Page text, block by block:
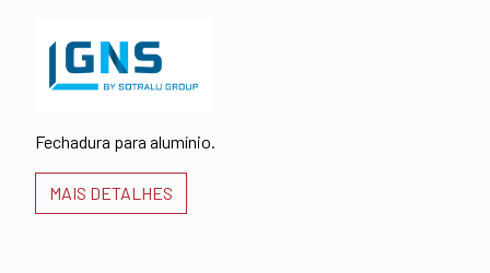
Fechadura para alumínio.
MAIS DETALHES